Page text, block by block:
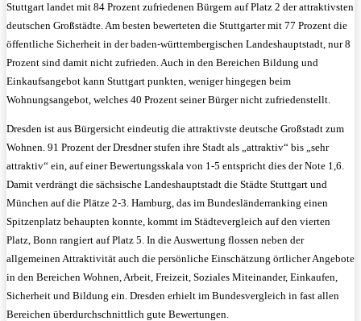
Stuttgart landet mit 84 Prozent zufriedenen Bürgern auf Platz 2 der attraktivsten
deutschen Großstädte. Am besten bewerteten die Stuttgarter mit 77 Prozent die
öffentliche Sicherheit in der baden-württembergischen Landeshauptstadt, nur 8
Prozent sind damit nicht zufrieden. Auch in den Bereichen Bildung und
Einkaufsangebot kann Stuttgart punkten, weniger hingegen beim
Wohnungsangebot, welches 40 Prozent seiner Bürger nicht zufriedenstellt.
Dresden ist aus Bürgersicht eindeutig die attraktivste deutsche Großstadt zum
Wohnen. 91 Prozent der Dresdner stufen ihre Stadt als „attraktiv“ bis „sehr
attraktiv“ ein, auf einer Bewertungsskala von 1-5 entspricht dies der Note 1,6.
Damit verdrängt die sächsische Landeshauptstadt die Städte Stuttgart und
München auf die Plätze 2-3. Hamburg, das im Bundesländerranking einen
Spitzenplatz behaupten konnte, kommt im Städtevergleich auf den vierten
Platz, Bonn rangiert auf Platz 5. In die Auswertung flossen neben der
allgemeinen Attraktivität auch die persönliche Einschätzung örtlicher Angebote
in den Bereichen Wohnen, Arbeit, Freizeit, Soziales Miteinander, Einkaufen,
Sicherheit und Bildung ein. Dresden erhielt im Bundesvergleich in fast allen
Bereichen überdurchschnittlich gute Bewertungen.